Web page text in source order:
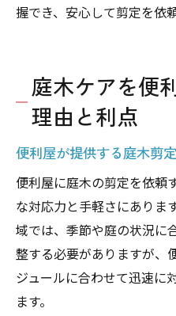
握でき、安心して剪定を依
庭木ケアを便
理由と利点
便利屋が提供する庭木剪
便利屋に庭木の剪定を依頼
な対応力と手軽さにありま
域では、季節や庭の状況に
整する必要がありますが、
ジュールに合わせて迅速に
ます。